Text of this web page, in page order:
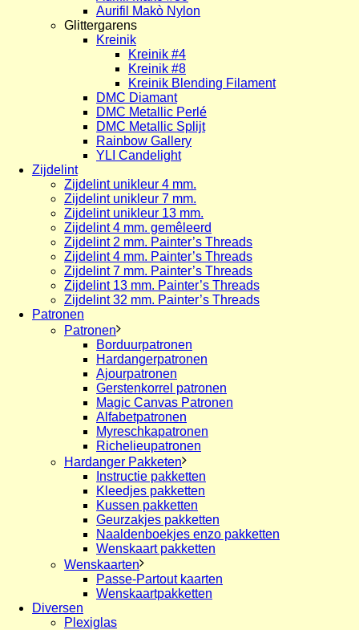
Aurifil Makò Nylon
Glittergarens
Kreinik
Kreinik #4
Kreinik #8
Kreinik Blending Filament
DMC Diamant
DMC Metallic Perlé
DMC Metallic Splijt
Rainbow Gallery
YLI Candelight
Zijdelint
Zijdelint unikleur 4 mm.
Zijdelint unikleur 7 mm.
Zijdelint unikleur 13 mm.
Zijdelint 4 mm. gemêleerd
Zijdelint 2 mm. Painter’s Threads
Zijdelint 4 mm. Painter’s Threads
Zijdelint 7 mm. Painter’s Threads
Zijdelint 13 mm. Painter’s Threads
Zijdelint 32 mm. Painter’s Threads
Patronen
Patronen
Borduurpatronen
Hardangerpatronen
Ajourpatronen
Gerstenkorrel patronen
Magic Canvas Patronen
Alfabetpatronen
Myreschkapatronen
Richelieupatronen
Hardanger Pakketen
Instructie pakketten
Kleedjes pakketten
Kussen pakketten
Geurzakjes pakketten
Naaldenboekjes enzo pakketten
Wenskaart pakketten
Wenskaarten
Passe-Partout kaarten
Wenskaartpakketten
Diversen
Plexiglas